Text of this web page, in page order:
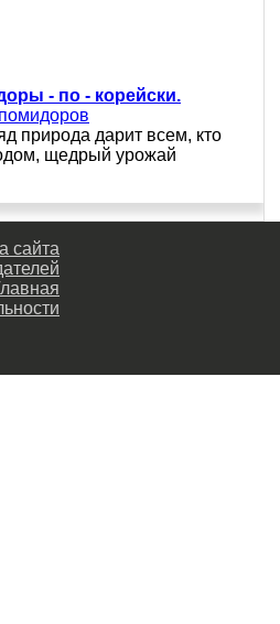
- по - корейски.
природа дарит всем, кто
щедрый урожай
сайта